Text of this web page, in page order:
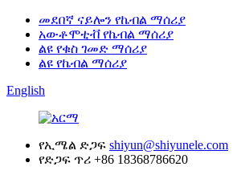
መደበኛ ናይሎን የኬብል ማሰሪያ
አውቶሞቲቭ የኬብል ማሰሪያ
ልዩ የቁስ ገመድ ማሰሪያ
ልዩ የኬብል ማሰሪያ
English
የኢሜል ድጋፍ shiyun@shiyunele.com
የድጋፍ ጥሪ +86 18368786620